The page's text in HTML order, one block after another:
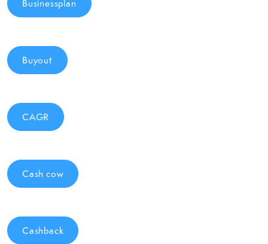
Businessplan
Buyout
CAGR
Cash cow
Cashback